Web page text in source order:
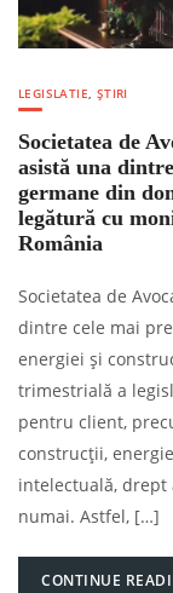
LEGISLATIE, ȘTIRI
Societatea de
asistă una
germane din
legătură cu
România
Societatea de
dintre cele mai
energiei și
trimestrială a
pentru client,
construcții,
intelectuală, drept
numai. Astfel, […]
CONTINUE